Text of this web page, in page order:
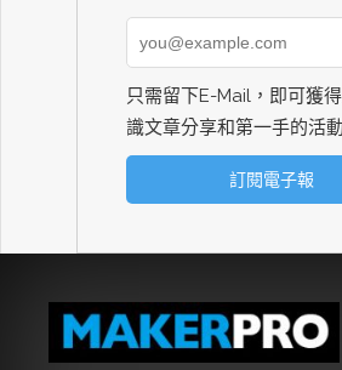
只需留下E-Mail，即可獲
識文章分享和第一手的活